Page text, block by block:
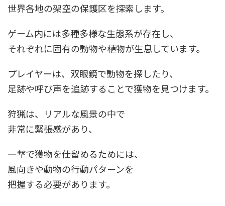
世界各地の架空の保護区を探索します。
ゲーム内には多種多様な生態系が存在し、
それぞれに固有の動物や植物が生息しています。
プレイヤーは、双眼鏡で動物を探したり、
足跡や呼び声を追跡することで獲物を見つけます。
狩猟は、リアルな風景の中で
非常に緊張感があり、
一撃で獲物を仕留めるためには、
風向きや動物の行動パターンを
把握する必要があります。